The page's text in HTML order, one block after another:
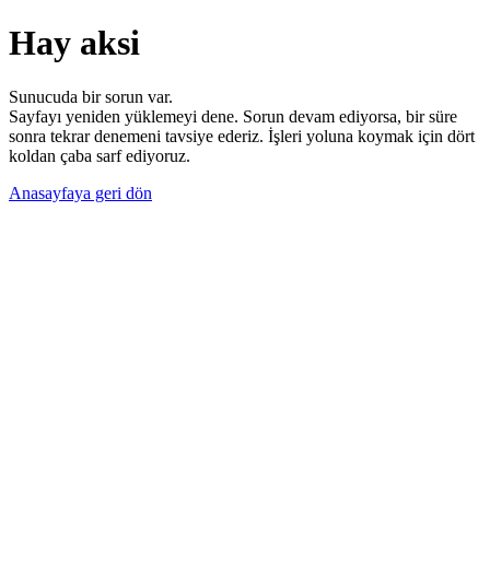
Hay aksi
Sunucuda bir sorun var.
Sayfayı yeniden yüklemeyi dene. Sorun devam ediyorsa, bir süre
sonra tekrar denemeni tavsiye ederiz. İşleri yoluna koymak için dört
koldan çaba sarf ediyoruz.
Anasayfaya geri dön